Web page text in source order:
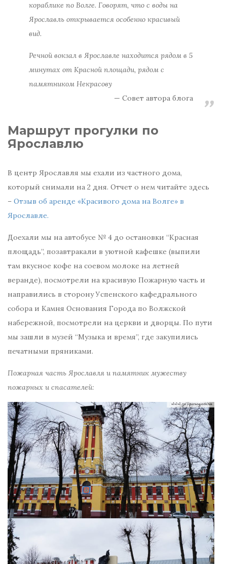
кораблике по Волге. Говорят, что с воды на
Ярославль открывается особенно красивый
вид.
Речной вокзал в Ярославле находится рядом в 5
минутах от Красной площади, рядом с
памятником Некрасову
Совет автора блога
Маршрут прогулки по
Ярославлю
В центр Ярославля мы ехали из частного дома,
который снимали на 2 дня. Отчет о нем читайте здесь
– Отзыв об аренде «Красивого дома на Волге» в
Ярославле.
Доехали мы на автобусе № 4 до остановки “Красная
площадь”, позавтракали в уютной кафешке (выпили
там вкусное кофе на соевом молоке на летней
веранде), посмотрели на красивую Пожарную часть и
направились в сторону Успенского кафедрального
собора и Камня Основания Города по Волжской
набережной, посмотрели на церкви и дворцы. По пути
мы зашли в музей “Музыка и время”, где закупились
печатными пряниками.
Пожарная часть Ярославля и памятник мужеству
пожарных и спасателей: